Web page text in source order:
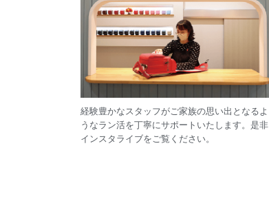
経験豊かなスタッフがご家族の思い出となるよ
うなラン活を丁寧にサポートいたします。是非
インスタライブをご覧ください。